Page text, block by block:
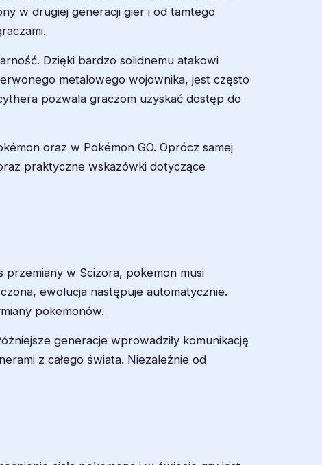
w drugiej generacji gier i od tamtego
Dzięki bardzo solidnemu atakowi
metalowego wojownika, jest często
pozwala graczom uzyskać dostęp do
oraz w Pokémon GO. Oprócz samej
praktyczne wskazówki dotyczące
w Scizora, pokemon musi
ewolucja następuje automatycznie.
pokemonów.
generacje wprowadziły komunikację
z całego świata. Niezależnie od